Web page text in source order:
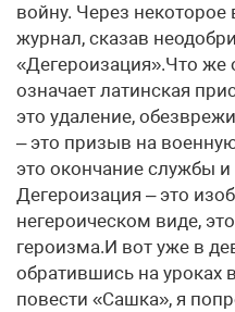
войну. Через
журнал, сказав
«Дегероизация».Что же
означает латинская
это удаление,
– это призыв на
это окончание службы
Дегероизация – это
негероическом виде,
героизма.И вот уже в
обратившись на уроках
повести «Сашка», я